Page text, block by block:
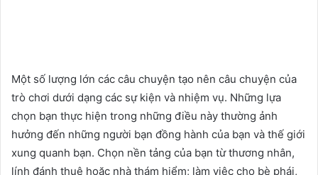
Một số lượng lớn các câu chuyện tạo nên câu chuyện của
trò chơi dưới dạng các sự kiện và nhiệm vụ. Những lựa
chọn bạn thực hiện trong những điều này thường ảnh
hưởng đến những người bạn đồng hành của bạn và thế giới
xung quanh bạn. Chọn nền tảng của bạn từ thương nhân,
lính đánh thuê hoặc nhà thám hiểm; làm việc cho bè phái,